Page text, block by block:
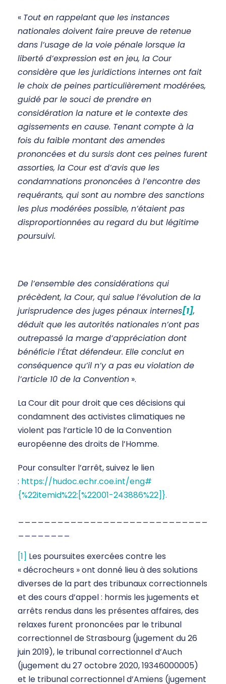
« Tout en rappelant que les instances
nationales doivent faire preuve de retenue
dans l’usage de la voie pénale lorsque la
liberté d’expression est en jeu, la Cour
considère que les juridictions internes ont fait
le choix de peines particulièrement modérées,
guidé par le souci de prendre en
considération la nature et le contexte des
agissements en cause. Tenant compte à la
fois du faible montant des amendes
prononcées et du sursis dont ces peines furent
assorties, la Cour est d’avis que les
condamnations prononcées à l’encontre des
requérants, qui sont au nombre des sanctions
les plus modérées possible, n’étaient pas
disproportionnées au regard du but légitime
poursuivi.
De l’ensemble des considérations qui
précèdent, la Cour, qui salue l’évolution de la
jurisprudence des juges pénaux internes[1],
déduit que les autorités nationales n’ont pas
outrepassé la marge d’appréciation dont
bénéficie l’État défendeur. Elle conclut en
conséquence qu’il n’y a pas eu violation de
l’article 10 de la Convention ».
La Cour dit pour droit que ces décisions qui
condamnent des activistes climatiques ne
violent pas l’article 10 de la Convention
européenne des droits de l’Homme.
Pour consulter l’arrêt, suivez le lien
: https://hudoc.echr.coe.int/eng#
{%22itemid%22:[%22001-243886%22]}.
[1] Les poursuites exercées contre les
« décrocheurs » ont donné lieu à des solutions
diverses de la part des tribunaux correctionnels
et des cours d’appel : hormis les jugements et
arrêts rendus dans les présentes affaires, des
relaxes furent prononcées par le tribunal
correctionnel de Strasbourg (jugement du 26
juin 2019), le tribunal correctionnel d’Auch
(jugement du 27 octobre 2020, 19346000005)
et le tribunal correctionnel d’Amiens (jugement